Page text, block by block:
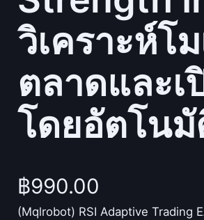
วิเคราะห์โ
ตลาดและเ
โดยอัตโน
฿990.00
(Mqlrobot) RSI Adaptive Trading